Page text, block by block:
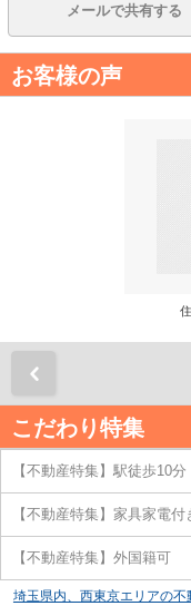
メールで共有する
お客様の声
こだわり特集
【不動産特集】駅徒歩10分
【不動産特集】家具家電付
【不動産特集】外国籍可
埼玉県内、西東京エリアの